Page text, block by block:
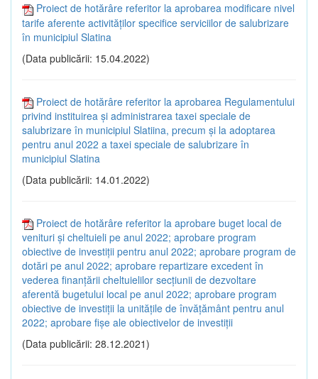
Proiect de hotărâre referitor la aprobarea modificare nivel
tarife aferente activităților specifice serviciilor de salubrizare
în municipiul Slatina
(Data publicării: 15.04.2022)
Proiect de hotărâre referitor la aprobarea Regulamentului
privind instituirea și administrarea taxei speciale de
salubrizare în municipiul Slatiina, precum și la adoptarea
pentru anul 2022 a taxei speciale de salubrizare în
municipiul Slatina
(Data publicării: 14.01.2022)
Proiect de hotărâre referitor la aprobare buget local de
venituri și cheltuieli pe anul 2022; aprobare program
obiective de investiții pentru anul 2022; aprobare program de
dotări pe anul 2022; aprobare repartizare excedent în
vederea finanțării cheltuielilor secțiunii de dezvoltare
aferentă bugetului local pe anul 2022; aprobare program
obiective de investiții la unitățile de învățământ pentru anul
2022; aprobare fișe ale obiectivelor de investiții
(Data publicării: 28.12.2021)